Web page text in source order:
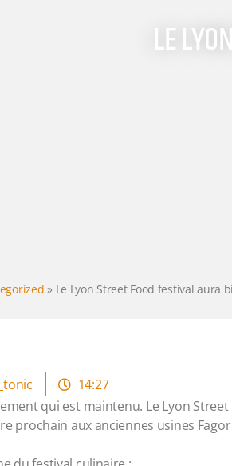
LE
» Le Lyon Street Food festival aura
14:27
qui est maintenu. Le Lyon
prochain aux anciennes usines